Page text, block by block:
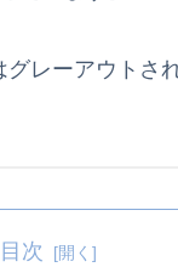
レーアウトさ
目次